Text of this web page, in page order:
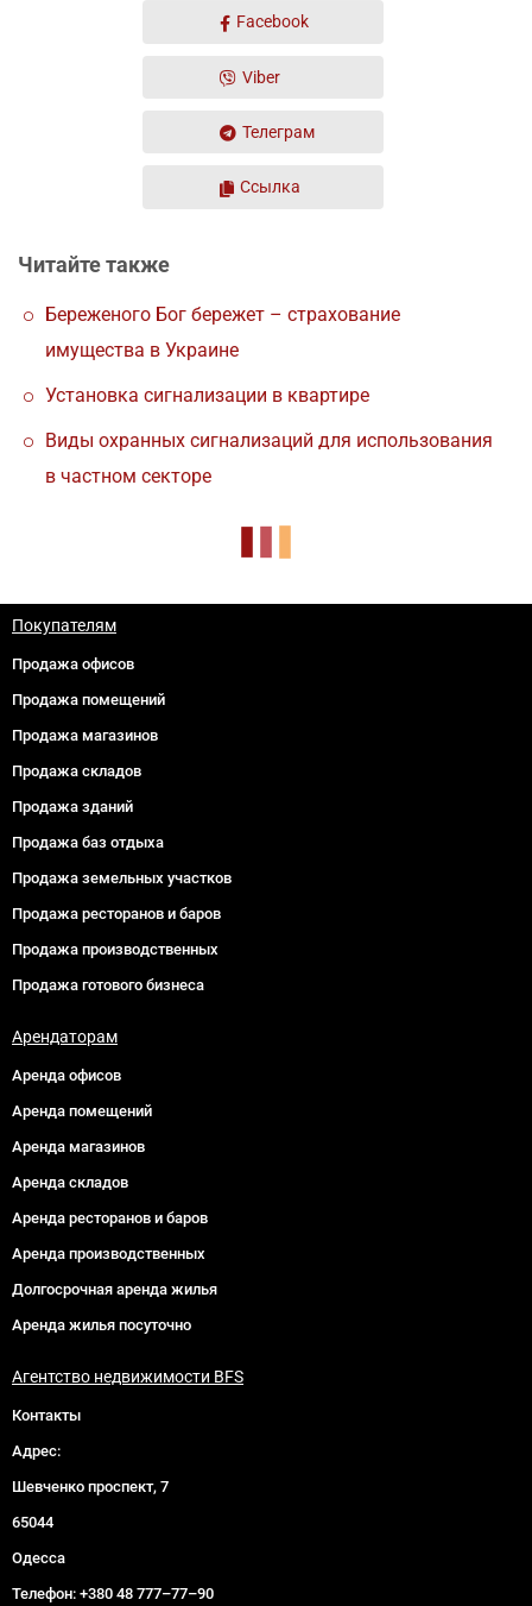
Facebook
Viber
Телеграм
Ссылка
Читайте также
Береженого Бог бережет – страхование
имущества в Украине
Установка сигнализации в квартире
Виды охранных сигнализаций для использования
в частном секторе
Покупателям
Продажа офисов
Продажа помещений
Продажа магазинов
Продажа складов
Продажа зданий
Продажа баз отдыха
Продажа земельных участков
Продажа ресторанов и баров
Продажа производственных
Продажа готового бизнеса
Арендаторам
Аренда офисов
Аренда помещений
Аренда магазинов
Аренда складов
Аренда ресторанов и баров
Аренда производственных
Долгосрочная аренда жилья
Аренда жилья посуточно
Агентство недвижимости BFS
Контакты
Адрес:
Шевченко проспект, 7
65044
Одесса
Телефон: +380 48 777–77–90